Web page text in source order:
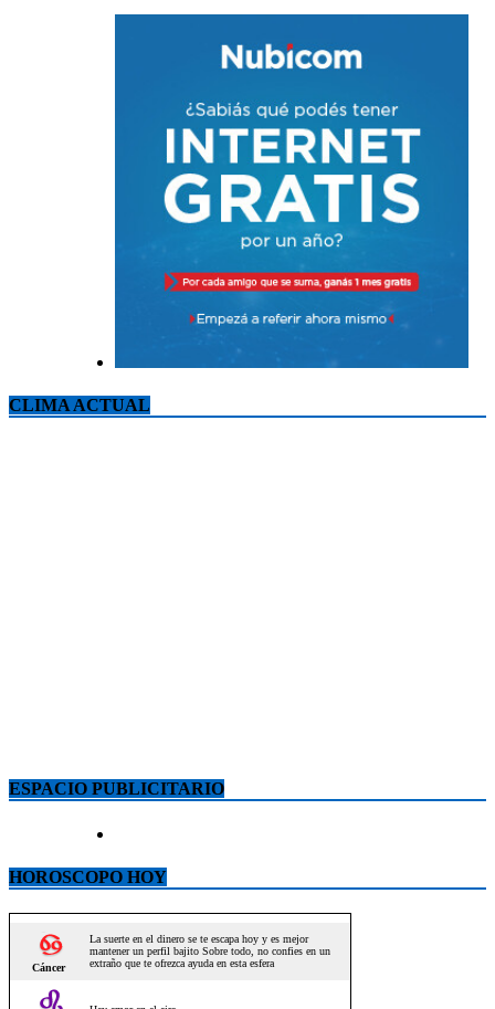
CLIMA ACTUAL
ESPACIO PUBLICITARIO
HOROSCOPO HOY